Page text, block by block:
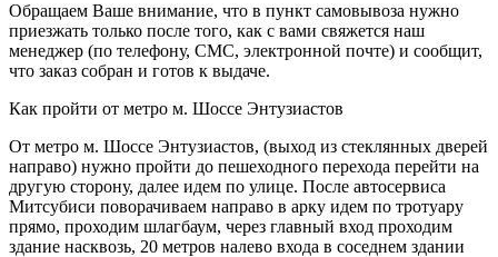
Обращаем Ваше внимание, что в пункт самовывоза нужно
приезжать только после того, как с вами свяжется наш
менеджер (по телефону, СМС, электронной почте) и сообщит,
что заказ собран и готов к выдаче.
Как пройти от метро м. Шоссе Энтузиастов
От метро м. Шоссе Энтузиастов, (выход из стеклянных дверей
направо) нужно пройти до пешеходного перехода перейти на
другую сторону, далее идем по улице. После автосервиса
Митсубиси поворачиваем направо в арку идем по тротуару
прямо, проходим шлагбаум, через главный вход проходим
здание насквозь, 20 метров налево входа в соседнем здании